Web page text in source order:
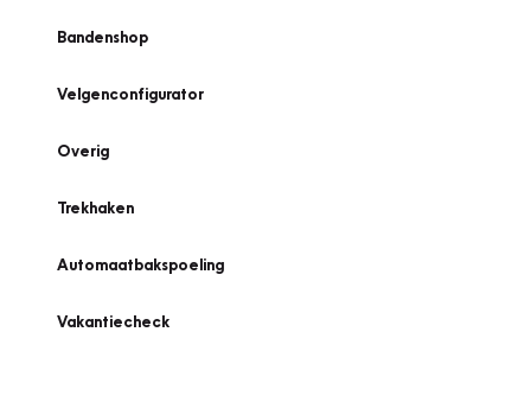
Bandenshop
Velgenconfigurator
Overig
Trekhaken
Automaatbakspoeling
Vakantiecheck